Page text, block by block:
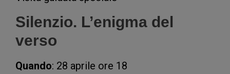
Silenzio. L’enigma del
verso
Quando: 28 aprile ore 18